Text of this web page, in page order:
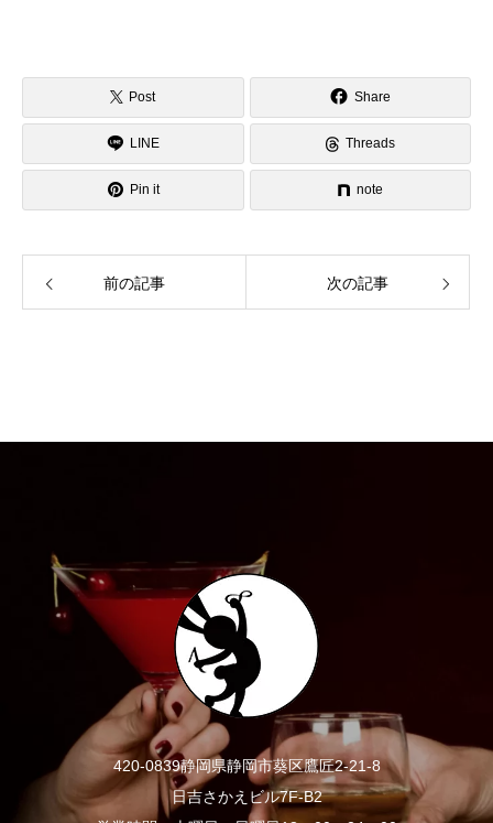
Post Share
LINE Threads
Pin it note
前の記事 次の記事
420-0839静岡県静岡市葵区鷹匠2-21-8
日吉さかえビル7F-B2